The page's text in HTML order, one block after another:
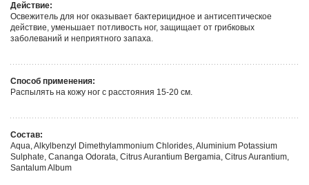
Действие:
Освежитель для ног оказывает бактерицидное и антисептическое
действие, уменьшает потливость ног, защищает от грибковых
заболеваний и неприятного запаха.
Способ применения:
Распылять на кожу ног с расстояния 15-20 см.
Состав:
Aqua, Alkylbenzyl Dimethylammonium Chlorides, Aluminium Potassium
Sulphate, Cananga Odorata, Citrus Aurantium Bergamia, Citrus Aurantium,
Santalum Album